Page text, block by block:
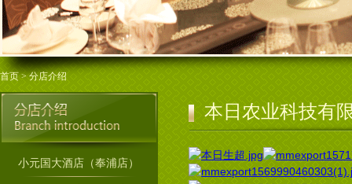
首页>分店介绍
小元国大酒店（奉浦店）
本日农业科技有